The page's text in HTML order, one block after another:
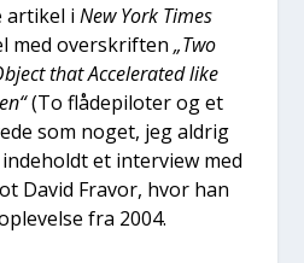
arti­kel i New York Times
med over­skrif­ten „Two
that Acce­le­ra­ted like
(To flå­depi­lo­ter og et
som noget, jeg aldrig
et inter­view med
David Fra­vor, hvor han
fra 2004.